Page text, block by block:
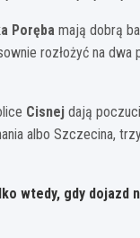
Poręba mają dobrą
rozłożyć na dwa
Cisnej dają
albo Szczecina,
wtedy, gdy dojazd